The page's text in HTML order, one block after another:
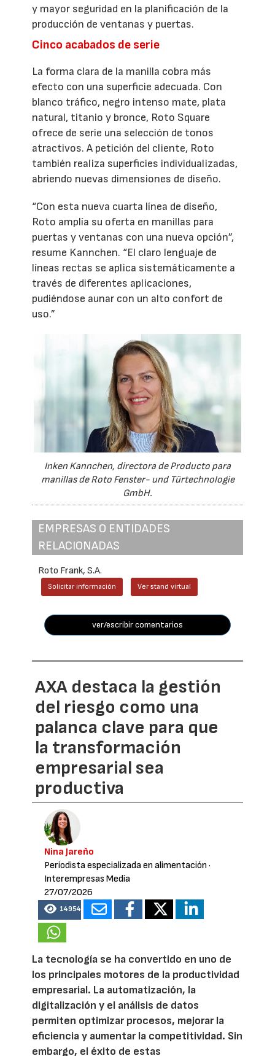
y mayor seguridad en la planificación de la
producción de ventanas y puertas.
Cinco acabados de serie
La forma clara de la manilla cobra más
efecto con una superficie adecuada. Con
blanco tráfico, negro intenso mate, plata
natural, titanio y bronce, Roto Square
ofrece de serie una selección de tonos
atractivos. A petición del cliente, Roto
también realiza superficies individualizadas,
abriendo nuevas dimensiones de diseño.
“Con esta nueva cuarta línea de diseño,
Roto amplía su oferta en manillas para
puertas y ventanas con una nueva opción”,
resume Kannchen. “El claro lenguaje de
líneas rectas se aplica sistemáticamente a
través de diferentes aplicaciones,
pudiéndose aunar con un alto confort de
uso.”
Inken Kannchen, directora de Producto para
manillas de Roto Fenster- und Türtechnologie
GmbH.
EMPRESAS O ENTIDADES
RELACIONADAS
Roto Frank, S.A.
Solicitar información Ver stand virtual
ver/escribir comentarios
AXA destaca la gestión
del riesgo como una
palanca clave para que
la transformación
empresarial sea
productiva
Nina Jareño
Periodista especializada en alimentación ·
Interempresas Media
27/07/2026
14954
La tecnología se ha convertido en uno de
los principales motores de la productividad
empresarial. La automatización, la
digitalización y el análisis de datos
permiten optimizar procesos, mejorar la
eficiencia y aumentar la competitividad. Sin
embargo, el éxito de estas